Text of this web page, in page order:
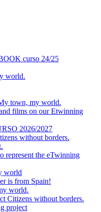
curso 24/25
world.
town, my world.
films on our Etwinning
2026/2027
without borders.
represent the eTwinning
world
is from Spain!
world.
Citizens without borders.
project